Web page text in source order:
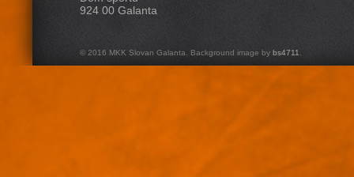
924 00 Galanta
© 2016 MKK Slovan Galanta. Background image by bs4711